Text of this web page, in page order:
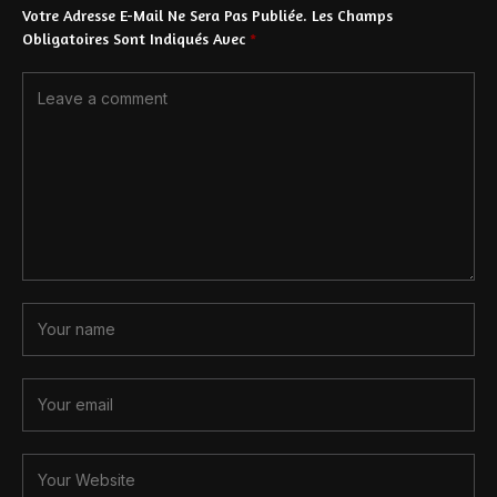
Votre Adresse E-Mail Ne Sera Pas Publiée. Les Champs
Obligatoires Sont Indiqués Avec *